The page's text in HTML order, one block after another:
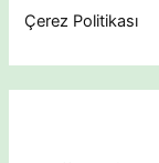
Çerez Politikası